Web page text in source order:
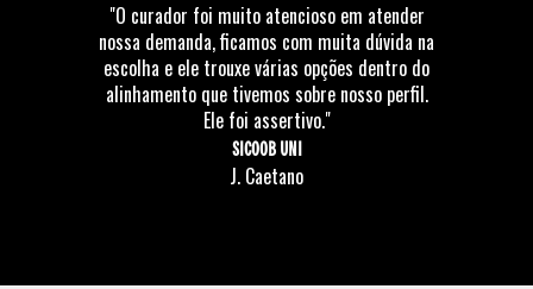
"O curador foi muito atencioso em atender
nossa demanda, ficamos com muita dúvida na
escolha e ele trouxe várias opções dentro do
alinhamento que tivemos sobre nosso perfil.
Ele foi assertivo."
SICOOB UNI
J. Caetano